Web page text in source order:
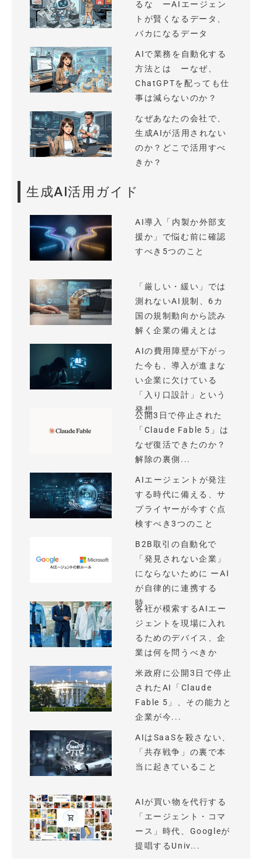
るな ーAIエージェン
トが賢くなるデータ、
バカになるデータ
AIで業務を自動化する
方法とは ーなぜ、
ChatGPTを配っても仕
事は減らないのか？
なぜあなたの会社で、
生成AIが活用されない
のか？どこで活用すべ
きか？
生成AI活用ガイド
AI導入「内製か外部支
援か」で悩む前に確認
すべき5つのこと
「厳しい・緩い」では
測れないAI規制、6カ
国の規制動向から読み
解く企業の備えとは
AIの費用障壁が下がっ
た今も、導入が進まな
い企業に欠けている
「入り口設計」という
発想
公開3日で停止された
「Claude Fable 5」は
なぜ復活できたのか？
解除の裏側...
AIエージェントが発注
する時代に備える、サ
プライヤーが今すぐ点
検すべき3つのこと
B2B取引の自動化で
「発見されない企業」
にならないために ーAI
が自律的に連携する
時...
各社が模索するAIエー
ジェントを現場に入れ
るためのデバイス、企
業は何を問うべきか
米政府に公開3日で停止
されたAI「Claude
Fable 5」、その能力と
企業が今...
AIはSaaSを殺さない、
「共存戦争」の裏で本
当に起きていること
AIが買い物を代行する
「エージェント・コマ
ース」時代、Googleが
提唱するUniv...